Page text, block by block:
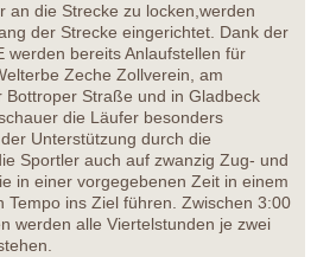
an die Strecke zu locken,werden
der Strecke eingerichtet. Dank der
werden bereits Anlaufstellen für
Zeche Zollverein, am
Bottroper Straße und in Gladbeck
die Läufer besonders
Unterstützung durch die
Sportler auch auf zwanzig Zug- und
in einer vorgegebenen Zeit in einem
Tempo ins Ziel führen. Zwischen 3:00
werden alle Viertelstunden je zwei